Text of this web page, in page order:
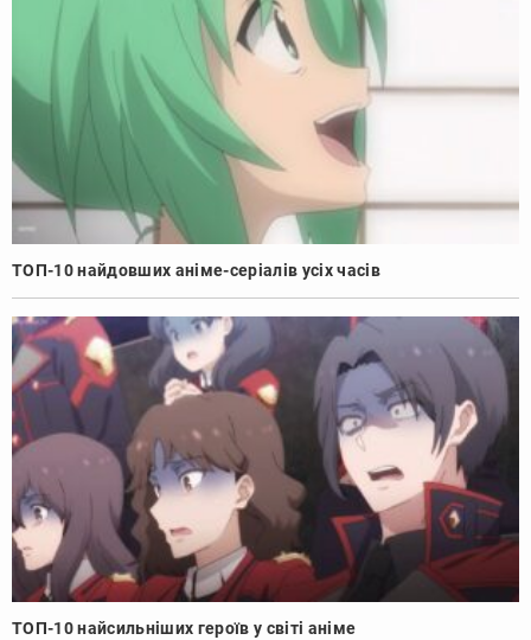
ТОП-10 найдовших аніме-серіалів усіх часів
ТОП-10 найсильніших героїв у світі аніме